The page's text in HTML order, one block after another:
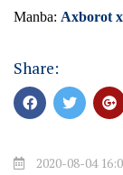
Manba: Axborot
Share:
2020-08-04